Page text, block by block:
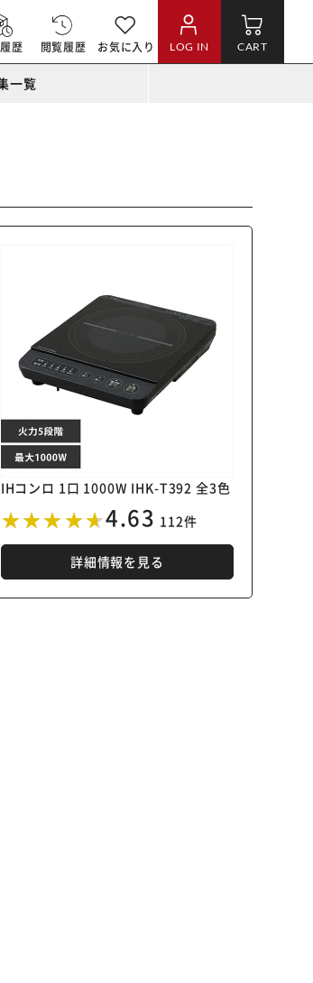
歴 閲覧履歴 お気に入り LOG IN CART
一覧
IHコンロ 1口 1000W IHK-T392 全3色
4.63 112件
詳細情報を見る